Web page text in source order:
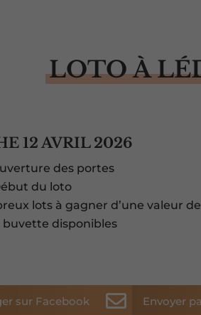
LOTO À
12 AVRIL 2026
des portes
du loto
lots à gagner d’une valeur
disponibles
sur Facebook  Envoyer